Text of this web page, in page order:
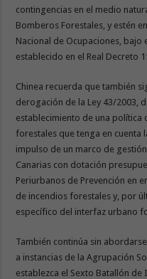
contingencias en el medio
Bomberos Forestales, y estén
Nacional de Ocupaciones, bajo
establecido en el Real Decreto
Chinea recuerda que también
derogación de la Ley 43/2003,
establecimiento de una política
forestales que tenga en cuenta
impulso de un marco de
Canarias con dotación
Periurbanos de Prevención en
de incendios forestales y, por
específico del interfaz urbano
También continúa sin
a instancias de la Agrupación
establezca el Sexto Batallón de